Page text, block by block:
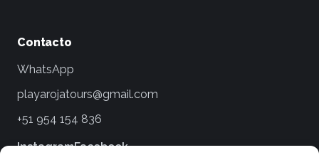
Contacto
WhatsApp
playarojatours@gmail.com
+51 954 154 836
InstagramFacebook